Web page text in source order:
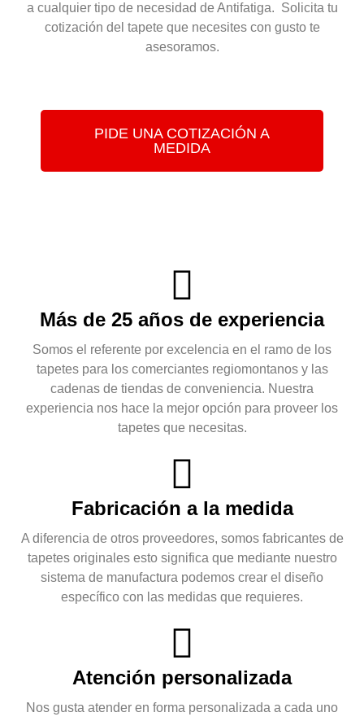
a cualquier tipo de necesidad de Antifatiga. Solicita tu
cotización del tapete que necesites con gusto te
asesoramos.
PIDE UNA COTIZACIÓN A
MEDIDA
Más de 25 años de experiencia
Somos el referente por excelencia en el ramo de los
tapetes para los comerciantes regiomontanos y las
cadenas de tiendas de conveniencia. Nuestra
experiencia nos hace la mejor opción para proveer los
tapetes que necesitas.
Fabricación a la medida
A diferencia de otros proveedores, somos fabricantes de
tapetes originales esto significa que mediante nuestro
sistema de manufactura podemos crear el diseño
específico con las medidas que requieres.
Atención personalizada
Nos gusta atender en forma personalizada a cada uno